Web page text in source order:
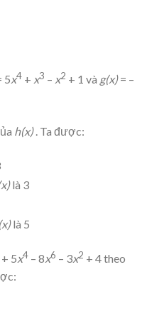
5x4 + x3 – x2 + 1 và g(x)= –
h(x). Ta được:
là 3
là 5
+ 5x4 – 8x6 – 3x2 + 4 theo